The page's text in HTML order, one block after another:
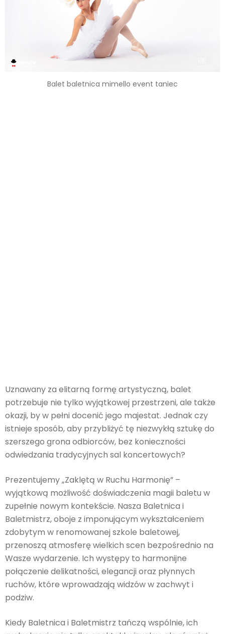
Balet baletnica mimello event taniec
Uznawany za elitarną formę artystyczną, balet
potrzebuje nie tylko wyjątkowej przestrzeni, ale także
okazji, by w pełni docenić jego majestat. Jednak czy
istnieje sposób, aby przybliżyć tę niezwykłą sztukę do
szerszego grona odbiorców, bez konieczności
odwiedzania tradycyjnych sal koncertowych?
Prezentujemy „Zaklętą w Ruchu Harmonię” –
wyjątkową możliwość doświadczenia magii baletu w
zupełnie nowym kontekście. Nasza Baletnica i
Baletmistrz, oboje z imponującym wykształceniem
zdobytym w renomowanej szkole baletowej,
przenoszą atmosferę wielkich scen bezpośrednio na
Wasze wydarzenie. Ich występy to harmonijne
połączenie delikatności, elegancji oraz płynnych
ruchów, które wprowadzają widzów w zachwyt i
podziw.
Kiedy Baletnica i Baletmistrz tańczą wspólnie, ich